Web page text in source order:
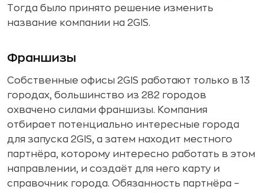
Тогда было принято решение изменить
название компании на 2GIS.
Франшизы
Собственные офисы 2GIS работают только в 13
городах, большинство из 282 городов
охвачено силами франшизы. Компания
отбирает потенциально интересные города
для запуска 2GIS, а затем находит местного
партнёра, которому интересно работать в этом
направлении, и создаёт для него карту и
справочник города. Обязанность партнёра –